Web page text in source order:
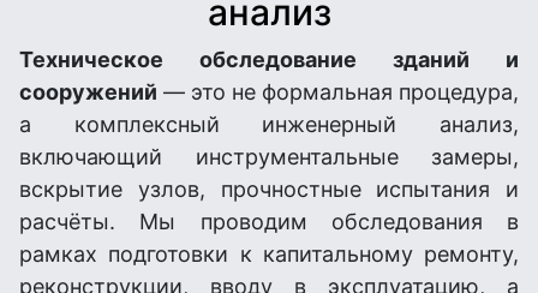
анализ
Техническое обследование зданий и
сооружений — это не формальная процедура,
а комплексный инженерный анализ,
включающий инструментальные замеры,
вскрытие узлов, прочностные испытания и
расчёты. Мы проводим обследования в
рамках подготовки к капитальному ремонту,
реконструкции, вводу в эксплуатацию, а